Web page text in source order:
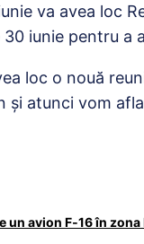
va avea loc
30 iunie pentru a
loc o nouă
și atunci vom
un avion F‑16 în